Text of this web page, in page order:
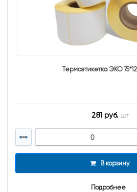
Термоэтикетка ЭКО
281 руб. шт
В корзину
Подробнее